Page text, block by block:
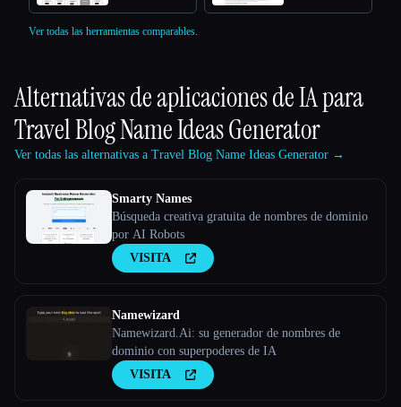
Ver todas las herramientas comparables.
Alternativas de aplicaciones de IA para
Travel Blog Name Ideas Generator
Ver todas las alternativas a Travel Blog Name Ideas Generator →
Smarty Names
Búsqueda creativa gratuita de nombres de dominio
por AI Robots
VISITA
Namewizard
Namewizard.Ai: su generador de nombres de
dominio con superpoderes de IA
VISITA